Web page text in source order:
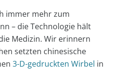
immer mehr zum
– die Technologie hält
Medizin. Wir erinnern
setzten chinesische
3-D-gedruckten Wirbel in